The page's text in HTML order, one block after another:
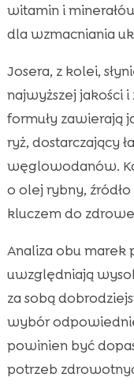
witamin i
dla wzmacniania
Josera, z kolei,
najwyższej jakości
formuły zawierają
ryż, dostarczający
węglowodanów.
o olej rybny,
kluczem do
Analiza obu marek
uwzględniają
za sobą
wybór
powinien być
potrzeb